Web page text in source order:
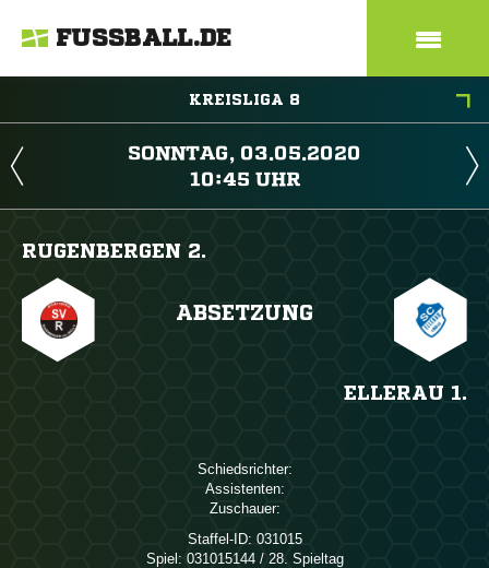
FUSSBALL.DE
KREISLIGA 8
 
 
RUGENBERGEN 2.
ABSETZUNG
ELLERAU 1.
Schiedsrichter:
Assistenten:
Zuschauer:
Staffel-ID: 031015
Spiel: 031015144 / 28. Spieltag